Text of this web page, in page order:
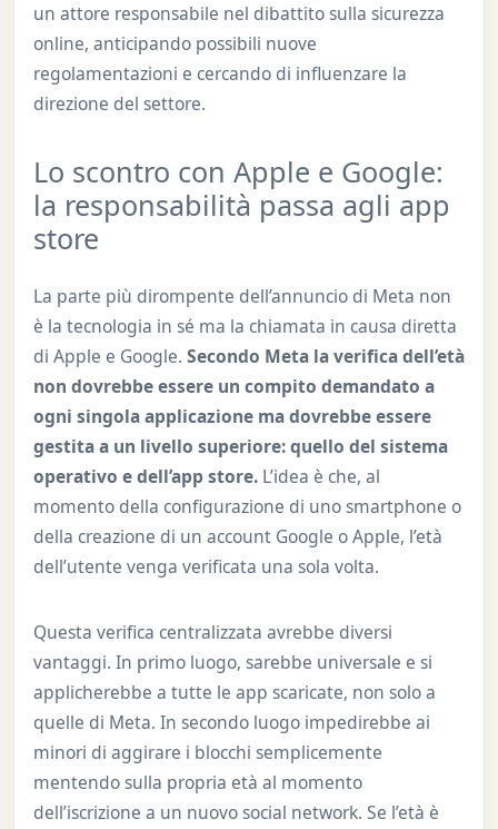
un attore responsabile nel dibattito sulla sicurezza
online, anticipando possibili nuove
regolamentazioni e cercando di influenzare la
direzione del settore.
Lo scontro con Apple e Google:
la responsabilità passa agli app
store
La parte più dirompente dell’annuncio di Meta non
è la tecnologia in sé ma la chiamata in causa diretta
di Apple e Google. Secondo Meta la verifica dell’età
non dovrebbe essere un compito demandato a
ogni singola applicazione ma dovrebbe essere
gestita a un livello superiore: quello del sistema
operativo e dell’app store. L’idea è che, al
momento della configurazione di uno smartphone o
della creazione di un account Google o Apple, l’età
dell’utente venga verificata una sola volta.
Questa verifica centralizzata avrebbe diversi
vantaggi. In primo luogo, sarebbe universale e si
applicherebbe a tutte le app scaricate, non solo a
quelle di Meta. In secondo luogo impedirebbe ai
minori di aggirare i blocchi semplicemente
mentendo sulla propria età al momento
dell’iscrizione a un nuovo social network. Se l’età è